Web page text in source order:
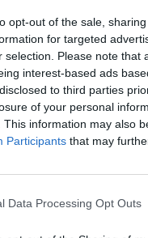
opt-out of the sale,
for targeted
selection. Please note
interest-based ads
to third parties
of your personal
This information may also
Participants that may
Data Processing Opt Outs
na poziomie
tej ósemce. Wspólny
w FURII io 0.46 wyższy
rozegrane
lokatę w rankingu
prezentuje się